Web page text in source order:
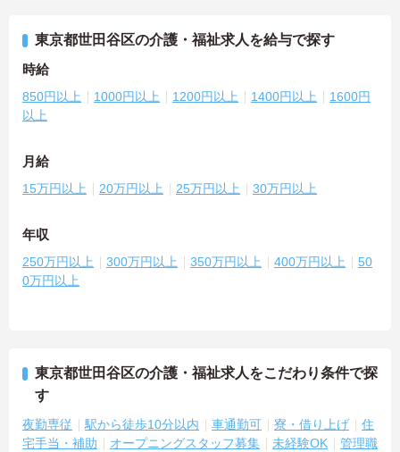
東京都世田谷区の介護・福祉求人を給与で探す
時給
850円以上 1000円以上 1200円以上 1400円以上
1600円
以上
月給
15万円以上 20万円以上 25万円以上 30万円以上
年収
250万円以上 300万円以上 350万円以上 400万円以上
50
0万円以上
東京都世田谷区の介護・福祉求人をこだわり条件で探
す
夜勤専従 駅から徒歩10分以内 車通勤可 寮・借り上げ
住
宅手当・補助
オープニングスタッフ募集 未経験OK 管理職